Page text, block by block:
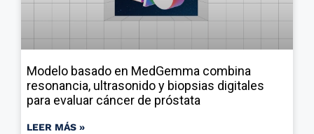
Modelo basado en MedGemma combina
resonancia, ultrasonido y biopsias digitales
para evaluar cáncer de próstata
LEER MÁS »